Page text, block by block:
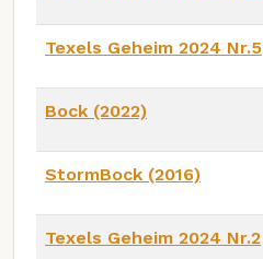
Texels Geheim 2024 Nr.5
Bock (2022)
StormBock (2016)
Texels Geheim 2024 Nr.2